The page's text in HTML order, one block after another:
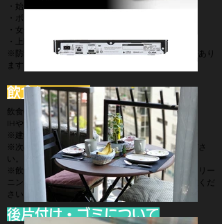
・始発電車待ち場所、空港出発待ち場所
・ボドゲ、バルコニーデート
・女子会、オフ会
・上映会、コスプレ、商品撮影
※防犯を目的としてドアにセキュリティーカメラがあり
ます。
飲食について
飲食物の持ち込みは可能です。
IHや電子レンジでの簡単な調理は可能です。
※建物内の原則禁煙です。
※次のお客様の為に強い臭いの食べ物はご遠慮くださ
い。
※飲食によってカーペットを汚された場合には、クリー
ニング代金を別途ご請求させて頂きますのでご容赦くだ
さい。
後片付け・ゴミについて